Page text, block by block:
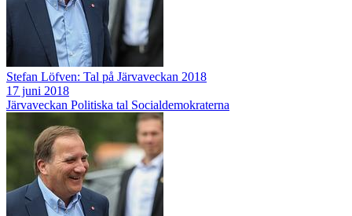
Stefan Löfven: Tal på Järvaveckan 2018
17 juni 2018
Järvaveckan Politiska tal Socialdemokraterna